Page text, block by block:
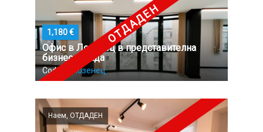
ОТДАДЕН
1,180 €
Офис в Лозенец в представителна
бизнес сграда
София, Лозенец
Наем, ОТДАДЕН